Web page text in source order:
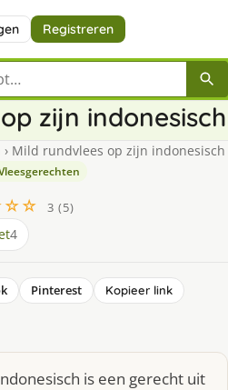
Registreren
zijn indonesisch
› Mild rundvlees op zijn indonesisch
3 (5)
4
Pinterest
Kopieer link
is een gerecht uit